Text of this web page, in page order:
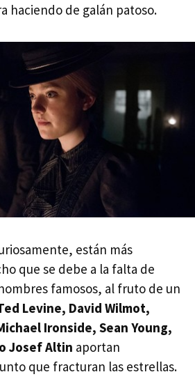
haciendo de galán patoso.
están más
que se debe a la falta de
famosos, al fruto de un
Levine, David Wilmot,
Ironside, Sean Young,
Josef Altin aportan
que fracturan las estrellas.